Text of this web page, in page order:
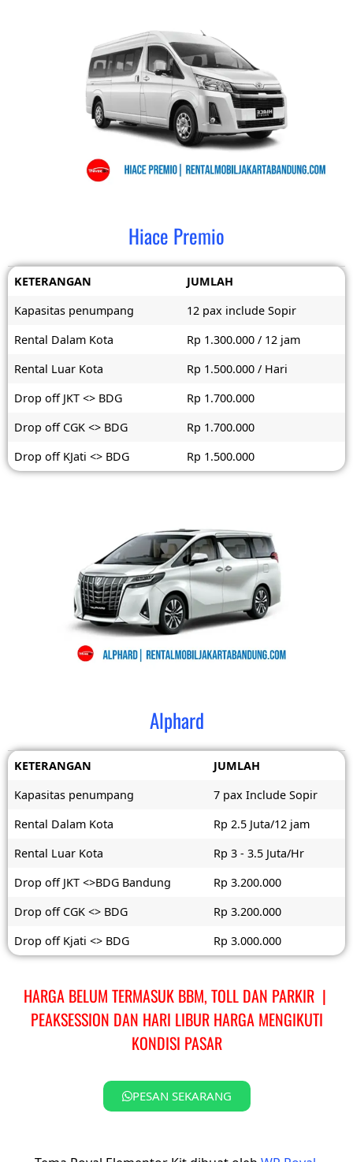
Hiace Premio
KETERANGAN
JUMLAH
Kapasitas penumpang
12 pax include Sopir
Rental Dalam Kota
Rp 1.300.000 / 12 jam
Rental Luar Kota
Rp 1.500.000 / Hari
Drop off JKT <> BDG
Rp 1.700.000
Drop off CGK <> BDG
Rp 1.700.000
Drop off KJati <> BDG
Rp 1.500.000
Alphard
KETERANGAN
JUMLAH
Kapasitas penumpang
7 pax Include Sopir
Rental Dalam Kota
Rp 2.5 Juta/12 jam
Rental Luar Kota
Rp 3 - 3.5 Juta/Hr
Drop off JKT <>BDG Bandung
Rp 3.200.000
Drop off CGK <> BDG
Rp 3.200.000
Drop off Kjati <> BDG
Rp 3.000.000
HARGA BELUM TERMASUK BBM, TOLL DAN PARKIR |
PEAKSESSION DAN HARI LIBUR HARGA MENGIKUTI
KONDISI PASAR
PESAN SEKARANG